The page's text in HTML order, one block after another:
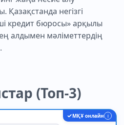
негізгі
кредит бюросы» арқылы
алдымен мәліметтердің
(Топ-3)
✓МҚҰ онлайн i